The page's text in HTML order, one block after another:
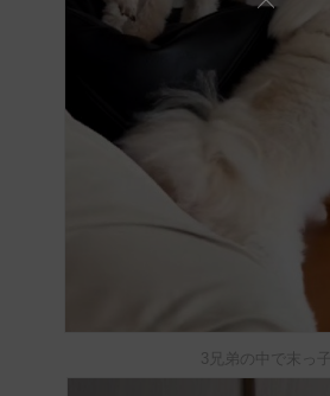
3兄弟の中で末っ子